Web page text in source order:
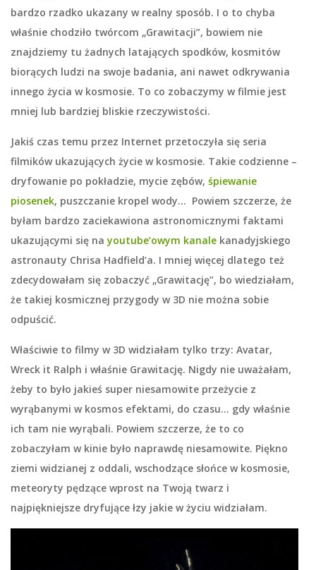
bardzo rzadko ukazany w realny sposób. I o to chyba
właśnie chodziło twórcom „Grawitacji”, bowiem nie
znajdziemy tu żadnych latających spodków, kosmitów
biorących ludzi na swoje badania, ani nawet odkrywania
innego życia w kosmosie. To co zobaczymy w filmie jest
mniej lub bardziej bliskie rzeczywistości.
Jakiś czas temu przez Internet przetoczyła się seria
filmików ukazujących życie w kosmosie. Takie codzienne –
dryfowanie po pokładzie, mycie zębów, śpiewanie
piosenek, puszczanie kropel wody… Powiem szczerze, że
byłam bardzo zaciekawiona astronomicznymi faktami
ukazującymi się nayoutube’owym kanale kanadyjskiego
astronauty Chrisa Hadfield’a. I mniej więcej dlatego też
zdecydowałam się zobaczyć „Grawitację”, bo wiedziałam,
że takiej kosmicznej przygody w 3D nie można sobie
odpuścić.
Właściwie to filmy w 3D widziałam tylko trzy: Avatar,
Wreck it Ralph i właśnie Grawitację. Nigdy nie uważałam,
żeby to było jakieś super niesamowite przeżycie z
wyrąbanymi w kosmos efektami, do czasu… gdy właśnie
ich tam nie wyrąbali. Powiem szczerze, że to co
zobaczyłam w kinie było naprawdę niesamowite. Piękno
ziemi widzianej z oddali, wschodzące słońce w kosmosie,
meteoryty pędzące wprost na Twoją twarz i
najpiękniejsze dryfujące łzy jakie w życiu widziałam.